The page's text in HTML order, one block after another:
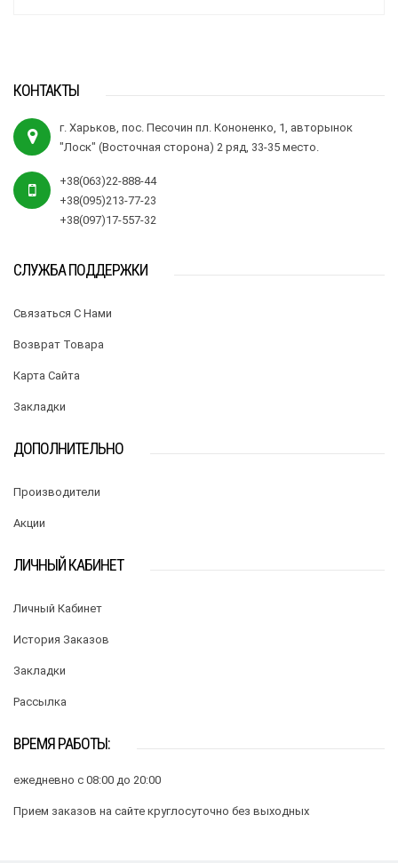
КОНТАКТЫ
г. Харьков, пос. Песочин пл. Кононенко, 1, авторынок
"Лоск" (Восточная сторона) 2 ряд, 33-35 место.
+38(063)22-888-44
+38(095)213-77-23
+38(097)17-557-32
СЛУЖБА ПОДДЕРЖКИ
Связаться С Нами
Возврат Товара
Карта Сайта
Закладки
ДОПОЛНИТЕЛЬНО
Производители
Акции
ЛИЧНЫЙ КАБИНЕТ
Личный Кабинет
История Заказов
Закладки
Рассылка
ВРЕМЯ РАБОТЫ:
ежедневно с 08:00 до 20:00
Прием заказов на сайте круглосуточно без выходных